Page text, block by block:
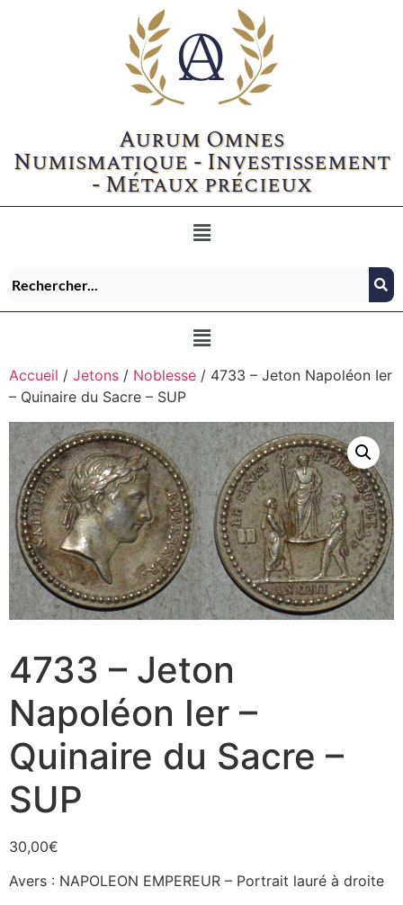
Aurum Omnes
Numismatique - Investissement
- Métaux précieux
Accueil / Jetons / Noblesse / 4733 – Jeton Napoléon Ier
– Quinaire du Sacre – SUP
4733 – Jeton
Napoléon Ier –
Quinaire du Sacre –
SUP
30,00€
Avers : NAPOLEON EMPEREUR – Portrait lauré à droite